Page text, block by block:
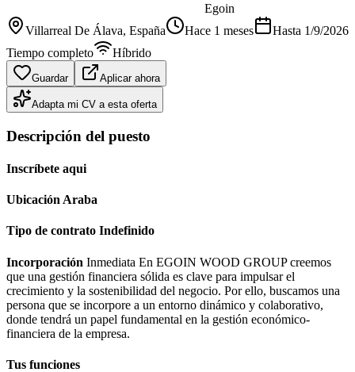
Egoin
Villarreal De Álava, España Hace 1 meses Hasta 1/9/2026
Tiempo completo
Híbrido
Guardar Aplicar ahora
Adapta mi CV a esta oferta
Descripción del puesto
Inscríbete aqui
Ubicación Araba
Tipo de contrato Indefinido
Incorporación Inmediata En EGOIN WOOD GROUP creemos
que una gestión financiera sólida es clave para impulsar el
crecimiento y la sostenibilidad del negocio. Por ello, buscamos una
persona que se incorpore a un entorno dinámico y colaborativo,
donde tendrá un papel fundamental en la gestión económico-
financiera de la empresa.
Tus funciones